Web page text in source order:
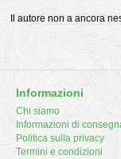
Il autore non a ancora
Informazioni
Chi siamo
Informazioni di
Politica sulla privacy
Termini e condizioni